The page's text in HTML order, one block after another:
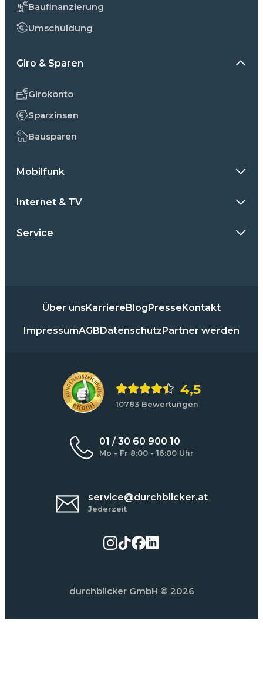
Baufinanzierung
Umschuldung
Giro & Sparen
Girokonto
Sparzinsen
Bausparen
Mobilfunk
Internet & TV
Service
Über uns Karriere Blog Presse Kontakt
ImpressumAGB Datenschutz Partner werden
4,5
10783 Bewertungen
01 / 30 60 900 10
Mo - Fr 8:00 - 16:00 Uhr
service@durchblicker.at
Jederzeit
durchblicker GmbH © 2026